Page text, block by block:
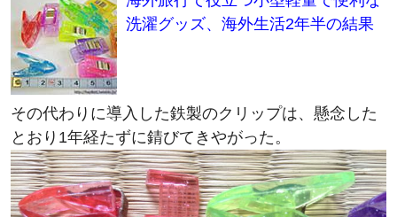
洗濯グッズ、海外生活2年半の結果
その代わりに導入した鉄製のクリップは、懸念した
とおり1年経たずに錆びてきやがった。